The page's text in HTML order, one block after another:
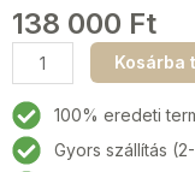
138 000 Ft
Swiss
Military
SM34052.21
Chronograph
Férfi
Kosárba
100% eredeti
Gyors szállítás